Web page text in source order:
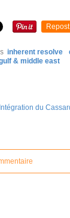
Repost
inherent resolve
& middle east
du